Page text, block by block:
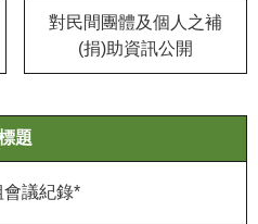
對民間團體及個人之補
(捐)助資訊公開
題
議紀錄*